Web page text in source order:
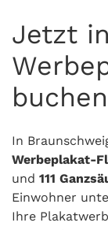
Jetzt
buchen
In
Werbeplakat-
und 111
Einwohner
Ihre